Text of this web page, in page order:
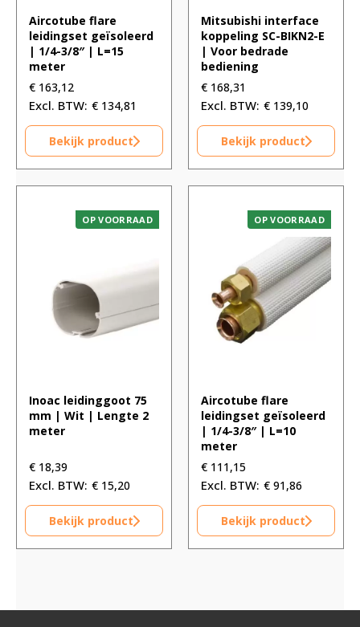
Aircotube flare
leidingset geïsoleerd
| 1/4-3/8″ | L=15
meter
€ 163,12
€ 134,81
Bekijk product
Mitsubishi interface
koppeling SC-BIKN2-E
| Voor bedrade
bediening
€ 168,31
€ 139,10
Bekijk product
OP VOORRAAD
Inoac leidinggoot 75
mm | Wit | Lengte 2
meter
€ 18,39
€ 15,20
Bekijk product
OP VOORRAAD
Aircotube flare
leidingset geïsoleerd
| 1/4-3/8″ | L=10
meter
€ 111,15
€ 91,86
Bekijk product